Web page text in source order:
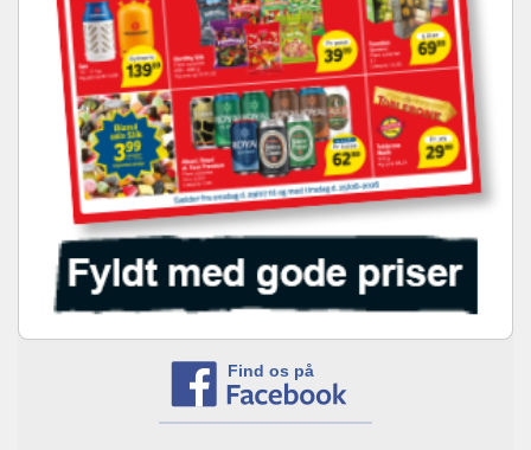
Find os på